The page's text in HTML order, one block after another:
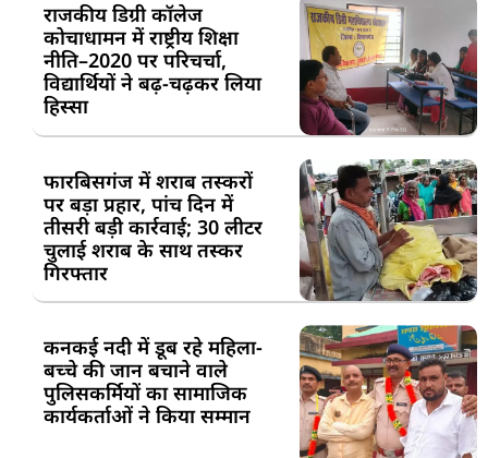
राजकीय डिग्री कॉलेज
कोचाधामन में राष्ट्रीय शिक्षा
नीति–2020 पर परिचर्चा,
विद्यार्थियों ने बढ़-चढ़कर लिया
हिस्सा
फारबिसगंज में शराब तस्करों
पर बड़ा प्रहार, पांच दिन में
तीसरी बड़ी कार्रवाई; 30 लीटर
चुलाई शराब के साथ तस्कर
गिरफ्तार
कनकई नदी में डूब रहे महिला-
बच्चे की जान बचाने वाले
पुलिसकर्मियों का सामाजिक
कार्यकर्ताओं ने किया सम्मान